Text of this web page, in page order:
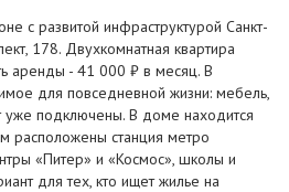
с развитой инфраструктурой Санкт-
178. Двухкомнатная квартира
аренды - 41 000 ₽ в месяц. В
для повседневной жизни: мебель,
уже подключены. В доме находится
расположены станция метро
«Питер» и «Космос», школы и
для тех, кто ищет жилье на